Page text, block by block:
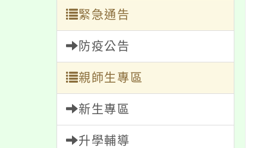
緊急通告
防疫公告
親師生專區
新生專區
升學輔導